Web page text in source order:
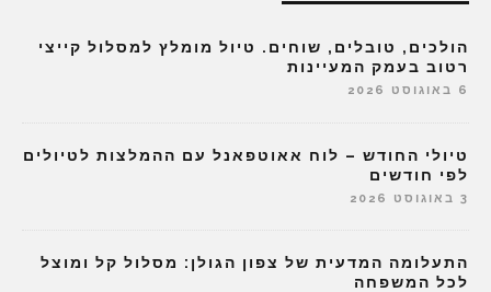
הולכים, טובלים, שוחים. טיול מומלץ למסלול קייצי
רטוב בעמק המעיינות
6 באוגוסט 2026
טיולי החודש – לוח אאוטפאנל עם ההמלצות לטיולים
לפי חודשים
3 באוגוסט 2026
התעלומה המדעית של צפון הגולן: מסלול קל ומוצל
לכל המשפחה